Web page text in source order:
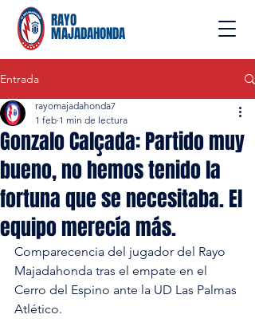
RAYO
MAJADAHONDA
Entrada
Gonzalo Calçada: Partido muy
bueno, no hemos tenido la
fortuna que se necesitaba. El
equipo merecía más.
rayomajadahonda7
1 feb 1 min de lectura
Comparecencia del jugador del Rayo
Majadahonda tras el empate en el
Cerro del Espino ante la UD Las Palmas
Atlético.